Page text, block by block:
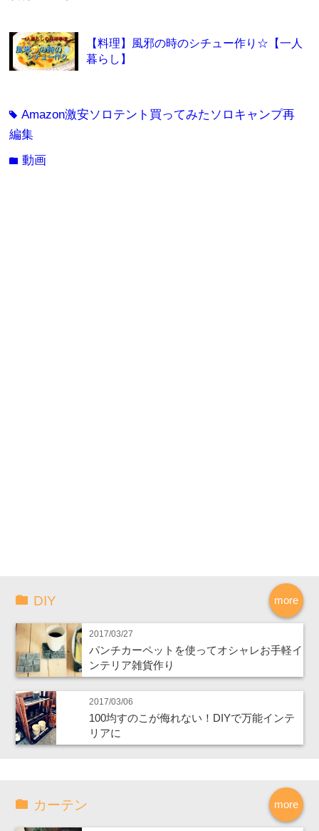
【料理】風邪の時のシチュー作り☆【一人
暮らし】
tagAmazon激安ソロテント買ってみたソロキャンプ再
編集
folder動画
more
DIY
2017/03/27
パンチカーペットを使ってオシャレお手軽イ
ンテリア雑貨作り
2017/03/06
100均すのこが侮れない！DIYで万能インテ
リアに
more
カーテン